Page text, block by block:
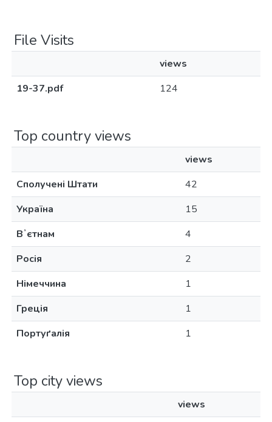
File Visits
views
19-37.pdf
124
Top country views
views
Сполучені Штати
42
Україна
15
Вʼєтнам
4
Росія
2
Німеччина
1
Греція
1
Портуґалія
1
Top city views
views